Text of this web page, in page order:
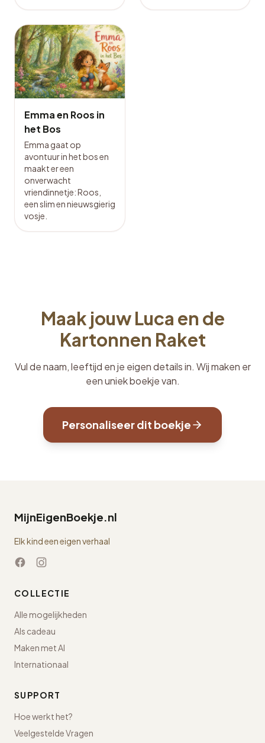
Emma en Roos in
het Bos
Emma gaat op
avontuur in het bos en
maakt er een
onverwacht
vriendinnetje: Roos,
een slim en nieuwsgierig
vosje.
Maak jouw Luca en de
Kartonnen Raket
Vul de naam, leeftijd en je eigen details in. Wij maken er
een uniek boekje van.
Personaliseer dit boekje
MijnEigenBoekje.nl
Elk kind een eigen verhaal
COLLECTIE
Alle mogelijkheden
Als cadeau
Maken met AI
Internationaal
SUPPORT
Hoe werkt het?
Veelgestelde Vragen